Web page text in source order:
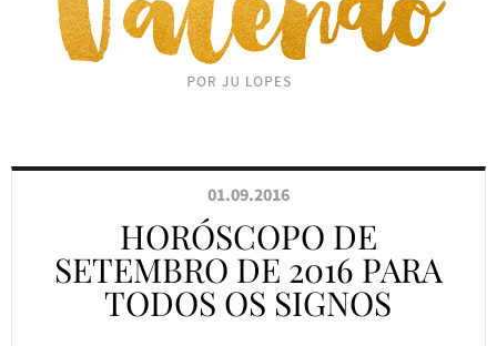
01.09.2016
HORÓSCOPO DE
SETEMBRO DE 2016 PARA
TODOS OS SIGNOS